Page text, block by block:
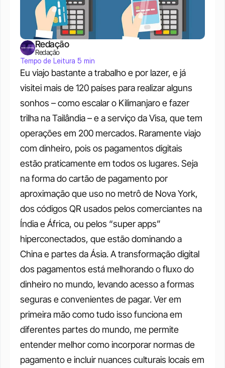
Eu viajo bastante a trabalho e por lazer, e já
visitei mais de 120 países para realizar alguns
sonhos – como escalar o Kilimanjaro e fazer
trilha na Tailândia – e a serviço da Visa, que tem
operações em 200 mercados. Raramente viajo
com dinheiro, pois os pagamentos digitais
estão praticamente em todos os lugares. Seja
na forma do cartão de pagamento por
aproximação que uso no metrô de Nova York,
dos códigos QR usados pelos comerciantes na
Índia e África, ou pelos “super apps”
hiperconectados, que estão dominando a
China e partes da Ásia. A transformação digital
dos pagamentos está melhorando o fluxo do
dinheiro no mundo, levando acesso a formas
seguras e convenientes de pagar. Ver em
primeira mão como tudo isso funciona em
diferentes partes do mundo, me permite
entender melhor como incorporar normas de
pagamento e incluir nuances culturais locais em
Redação
Redação
Tempo de Leitura 5 min